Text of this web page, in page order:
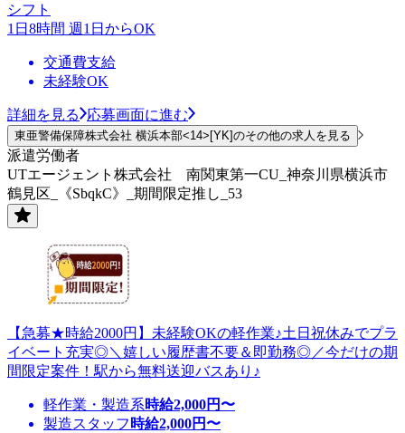
シフト
1日8時間 週1日からOK
交通費支給
未経験OK
詳細を見る 応募画面に進む
東亜警備保障株式会社 横浜本部<14>[YK]のその他の求人を見る
派遣労働者
UTエージェント株式会社 南関東第一CU_神奈川県横浜市
鶴見区_《SbqkC》_期間限定推し_53
【急募★時給2000円】未経験OKの軽作業♪土日祝休みでプラ
イベート充実◎＼嬉しい履歴書不要＆即勤務◎／今だけの期
間限定案件！駅から無料送迎バスあり♪
軽作業・製造系時給2,000円〜
製造スタッフ 時給2,000円〜